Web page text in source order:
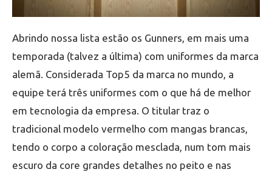
Abrindo nossa lista estão os Gunners, em mais uma
temporada (talvez a última) com uniformes da marca
alemã. Considerada Top5 da marca no mundo, a
equipe terá três uniformes com o que há de melhor
em tecnologia da empresa. O titular traz o
tradicional modelo vermelho com mangas brancas,
tendo o corpo a coloração mesclada, num tom mais
escuro da core grandes detalhes no peito e nas